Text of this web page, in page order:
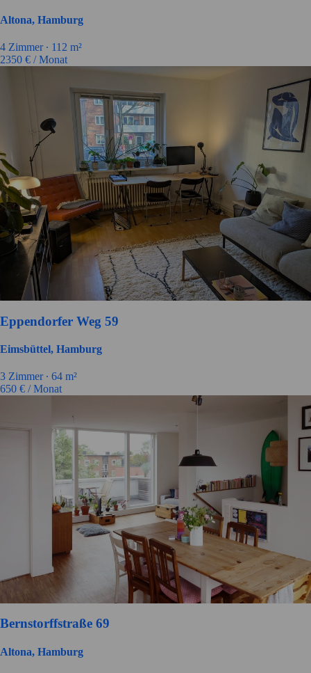
Altona, Hamburg
4 Zimmer ∙ 112 m²
2350 € / Monat
Eppendorfer Weg 59
Eimsbüttel, Hamburg
3 Zimmer ∙ 64 m²
650 € / Monat
Bernstorffstraße 69
Altona, Hamburg